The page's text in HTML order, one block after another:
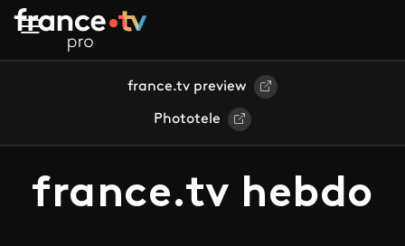
Aller au contenu principal
france.tv preview
Phototele
france.tv hebdo